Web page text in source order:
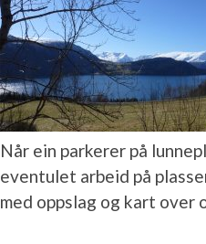
Når ein parkerer på
eventulet arbeid på
med oppslag og kart over